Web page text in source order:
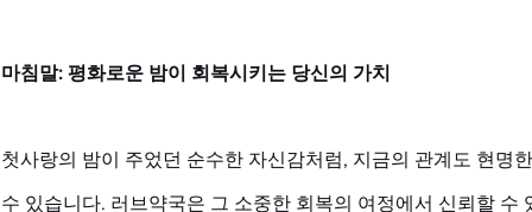
마침말: 평화로운 밤이 회복시키는 당신의 가치
첫사랑의 밤이 주었던 순수한 자신감처럼, 지금의 관계도 현명
수 있습니다. 러브약국은 그 소중한 회복의 여정에서 신뢰할 수